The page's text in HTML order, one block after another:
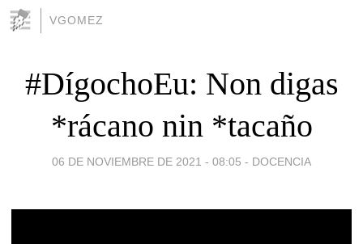
VGOMEZ
#DígochoEu: Non digas
*rácano nin *tacaño
06 DE NOVIEMBRE DE 2021 - 08:05 - DOCENCIA